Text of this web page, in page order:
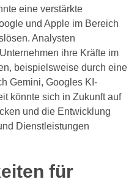
eine verstärkte
und Apple im Bereich
Analysten
ihre Kräfte im
beispielsweise durch eine
Gemini, Googles KI-
könnte sich in Zukunft auf
und die Entwicklung
Dienstleistungen
für